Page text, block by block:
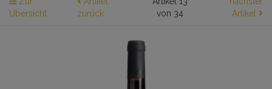
Übersicht
zurück
von 34
Artikel